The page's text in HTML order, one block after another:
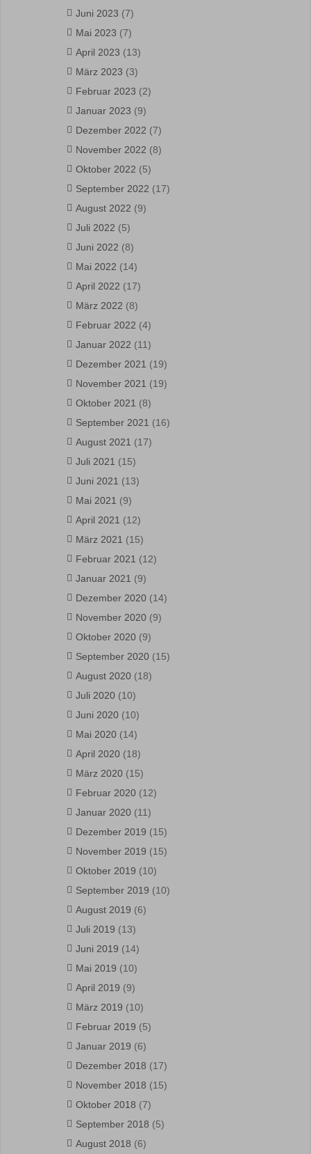
Juni 2023 (7)
Mai 2023 (7)
April 2023 (13)
März 2023 (3)
Februar 2023 (2)
Januar 2023 (9)
Dezember 2022 (7)
November 2022 (8)
Oktober 2022 (5)
September 2022 (17)
August 2022 (9)
Juli 2022 (5)
Juni 2022 (8)
Mai 2022 (14)
April 2022 (17)
März 2022 (8)
Februar 2022 (4)
Januar 2022 (11)
Dezember 2021 (19)
November 2021 (19)
Oktober 2021 (8)
September 2021 (16)
August 2021 (17)
Juli 2021 (15)
Juni 2021 (13)
Mai 2021 (9)
April 2021 (12)
März 2021 (15)
Februar 2021 (12)
Januar 2021 (9)
Dezember 2020 (14)
November 2020 (9)
Oktober 2020 (9)
September 2020 (15)
August 2020 (18)
Juli 2020 (10)
Juni 2020 (10)
Mai 2020 (14)
April 2020 (18)
März 2020 (15)
Februar 2020 (12)
Januar 2020 (11)
Dezember 2019 (15)
November 2019 (15)
Oktober 2019 (10)
September 2019 (10)
August 2019 (6)
Juli 2019 (13)
Juni 2019 (14)
Mai 2019 (10)
April 2019 (9)
März 2019 (10)
Februar 2019 (5)
Januar 2019 (6)
Dezember 2018 (17)
November 2018 (15)
Oktober 2018 (7)
September 2018 (5)
August 2018 (6)